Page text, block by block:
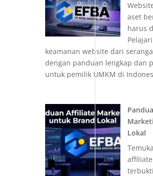
aset
harus
keamanan website dari
dengan panduan lengkap dan
untuk pemilik UMKM di
Lokal